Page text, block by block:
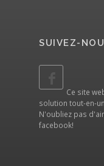
SUIVEZ-
Ce site
solution tout-en-
N'oubliez pas
facebook!